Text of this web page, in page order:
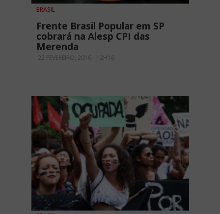
BRASIL
Frente Brasil Popular em SP
cobrará na Alesp CPI das
Merenda
22 FEVEREIRO, 2016 - 12H16